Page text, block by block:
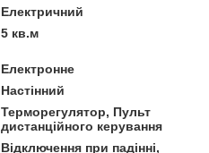
Електричний
5 кв.м
Електронне
Настінний
Терморегулятор, Пульт
дистанційного керування
Відключення при падінні,